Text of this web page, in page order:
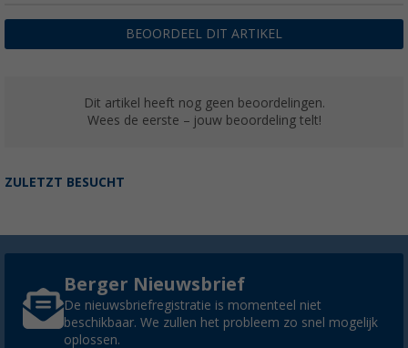
BEOORDEEL DIT ARTIKEL
Dit artikel heeft nog geen beoordelingen.
Wees de eerste – jouw beoordeling telt!
ZULETZT BESUCHT
Berger Nieuwsbrief
De nieuwsbriefregistratie is momenteel niet
beschikbaar. We zullen het probleem zo snel mogelijk
oplossen.